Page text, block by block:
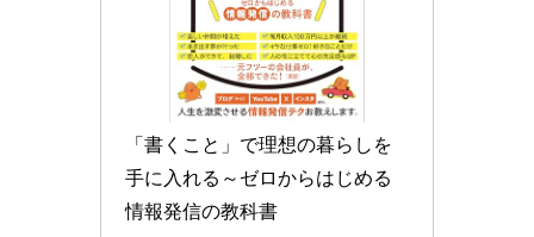
「書くこと」で理想の暮らしを
手に入れる～ゼロからはじめる
情報発信の教科書